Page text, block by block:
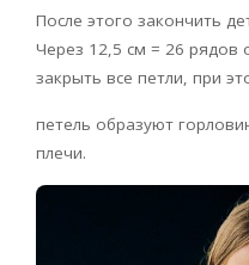
После этого закончить
Через 12,5 см = 26 рядов
закрыть все петли, при
петель образуют
плечи.